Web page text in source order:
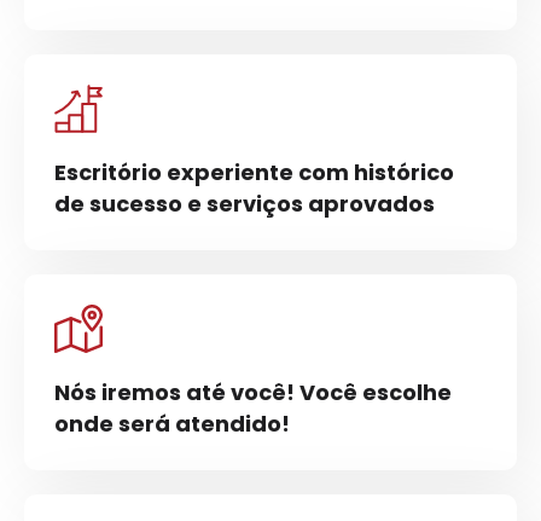
Escritório experiente com histórico
de sucesso e serviços aprovados
Nós iremos até você! Você escolhe
onde será atendido!